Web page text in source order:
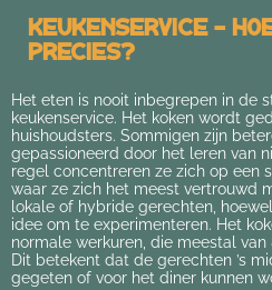
Keukenservice -
precies?
Het eten is nooit inbegrepen in de
keukenservice. Het koken wordt
huishoudsters. Sommigen zijn
gepassioneerd door het leren van
regel concentreren ze zich op een
waar ze zich het meest vertrouwd
lokale of hybride gerechten,
idee om te experimenteren. Het
normale werkuren, die meestal
Dit betekent dat de gerechten ’s
gegeten of voor het diner kunnen